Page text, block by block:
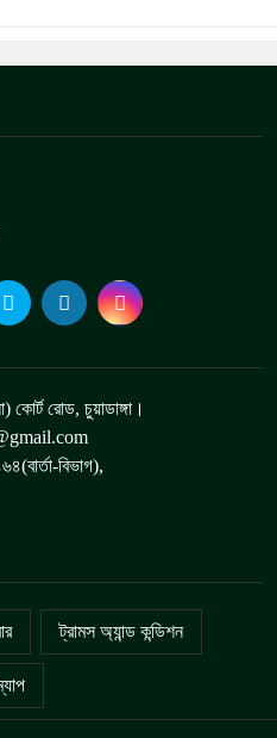
কোর্ট রোড, চুয়াডাঙ্গা।
বিভাগ),
ট্রামস অ্যান্ড কন্ডিশন